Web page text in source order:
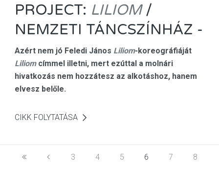
PROJECT: LILIOM/
NEMZETI TÁNCSZÍNHÁZ -
Azért nem jó Feledi János Liliom-koreográfiáját
Liliomcímmel illetni, mert ezúttal a molnári
hivatkozás nem hozzátesz az alkotáshoz, hanem
elvesz belőle.
CIKK FOLYTATÁSA
3 4 5 6 7 8